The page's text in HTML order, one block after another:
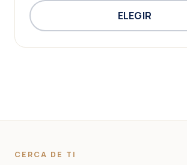
ELEGIR
CERCA DE TI